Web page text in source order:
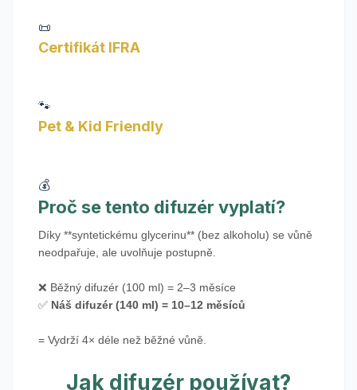
📜
Certifikát IFRA
🐾
Pet & Kid Friendly
💰
Proč se tento difuzér vyplatí?
Díky **syntetickému glycerinu** (bez alkoholu) se vůně
neodpařuje, ale uvolňuje postupně.
❌ Běžný difuzér (100 ml) = 2–3 měsíce
✅ Náš difuzér (140 ml) = 10–12 měsíců
= Vydrží 4× déle než běžné vůně.
Jak difuzér používat?